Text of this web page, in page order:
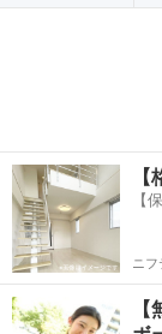
【
ニ